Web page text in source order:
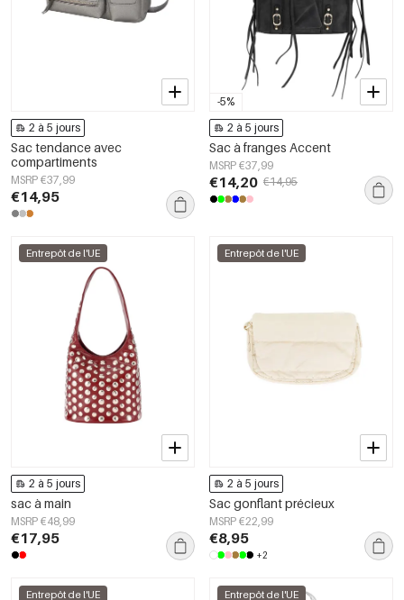
2 à 5 jours
Sac tendance avec
compartiments
MSRP €37,99
€14,95
-5%
2 à 5 jours
Sac à franges Accent
MSRP €37,99
€14,20 €14,95
Entrepôt de l'UE
2 à 5 jours
sac à main
MSRP €48,99
€17,95
Entrepôt de l'UE
2 à 5 jours
Sac gonflant précieux
MSRP €22,99
€8,95
+2
Entrepôt de l'UE Entrepôt de l'UE